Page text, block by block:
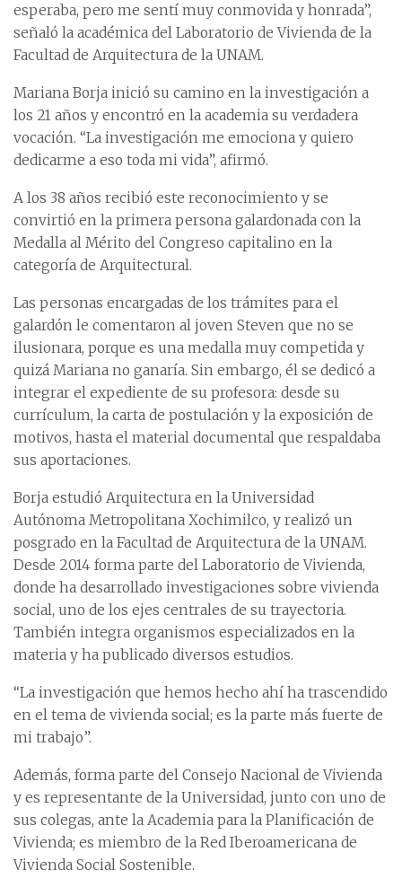
esperaba, pero me sentí muy conmovida y honrada”,
señaló la académica del Laboratorio de Vivienda de la
Facultad de Arquitectura de la UNAM.
Mariana Borja inició su camino en la investigación a
los 21 años y encontró en la academia su verdadera
vocación. “La investigación me emociona y quiero
dedicarme a eso toda mi vida”, afirmó.
A los 38 años recibió este reconocimiento y se
convirtió en la primera persona galardonada con la
Medalla al Mérito del Congreso capitalino en la
categoría de Arquitectural.
Las personas encargadas de los trámites para el
galardón le comentaron al joven Steven que no se
ilusionara, porque es una medalla muy competida y
quizá Mariana no ganaría. Sin embargo, él se dedicó a
integrar el expediente de su profesora: desde su
currículum, la carta de postulación y la exposición de
motivos, hasta el material documental que respaldaba
sus aportaciones.
Borja estudió Arquitectura en la Universidad
Autónoma Metropolitana Xochimilco, y realizó un
posgrado en la Facultad de Arquitectura de la UNAM.
Desde 2014 forma parte del Laboratorio de Vivienda,
donde ha desarrollado investigaciones sobre vivienda
social, uno de los ejes centrales de su trayectoria.
También integra organismos especializados en la
materia y ha publicado diversos estudios.
“La investigación que hemos hecho ahí ha trascendido
en el tema de vivienda social; es la parte más fuerte de
mi trabajo”.
Además, forma parte del Consejo Nacional de Vivienda
y es representante de la Universidad, junto con uno de
sus colegas, ante la Academia para la Planificación de
Vivienda; es miembro de la Red Iberoamericana de
Vivienda Social Sostenible.